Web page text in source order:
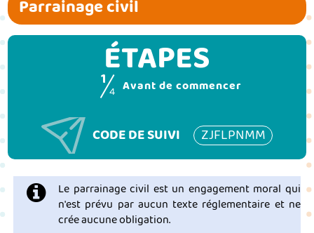
Parrainage civil
CODE DE SUIVI ZJFLPNMM
ÉTAPES
1
4 Avant de commencer(étape
Le parrainage civil est un engagement moral qui
n'est prévu par aucun texte réglementaire et ne
crée aucune obligation.